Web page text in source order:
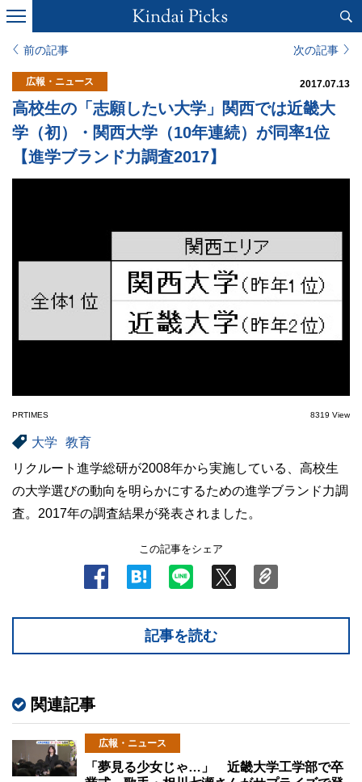
前の記事 次の記事
広報・ニュース 2017.07.13
高校生の「志願したい大学」関西では近畿大
学（初）・関西大学（10年連続）が同率1位
【進学ブランド力調査2017】
PRTIMES 8319 View
大学
教育
リクルート進学総研が2008年から実施している、高校生
の大学選びの動向を明らかにするための進学ブランド力調
査。2017年の調査結果が発表されました。
この記事をシェア
記事を読む
関連記事
広報・ニュース
「夢見る少女じゃ…」 近畿大学工学部で卒